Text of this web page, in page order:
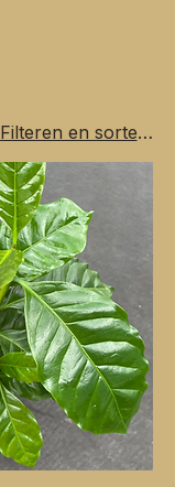
Filteren en sorteren